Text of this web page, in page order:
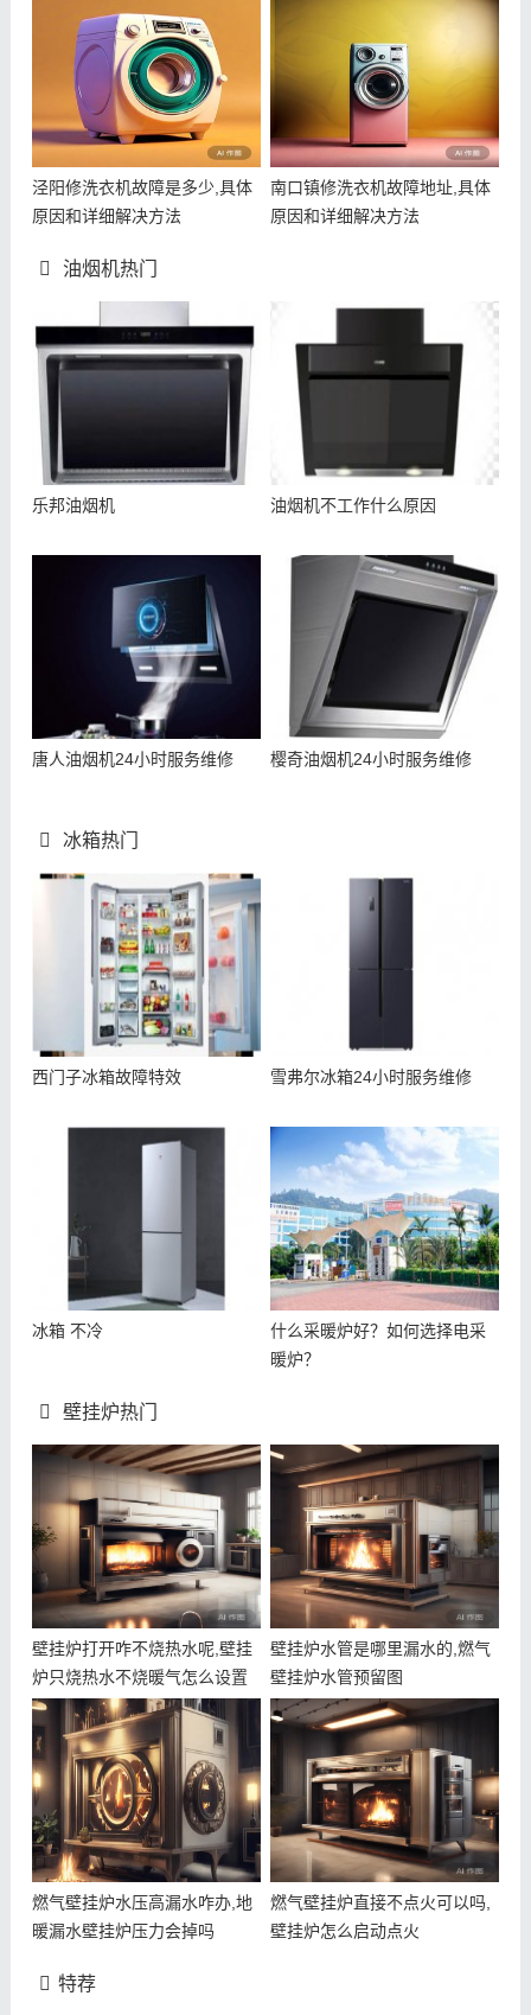
泾阳修洗衣机故障是多少,具体
原因和详细解决方法
南口镇修洗衣机故障地址,具体
原因和详细解决方法
油烟机热门
乐邦油烟机 油烟机不工作什么原因
唐人油烟机24小时服务维修 樱奇油烟机24小时服务维修
冰箱热门
西门子冰箱故障特效 雪弗尔冰箱24小时服务维修
冰箱 不冷
什么采暖炉好？如何选择电采
暖炉？
壁挂炉热门
壁挂炉打开咋不烧热水呢,壁挂
炉只烧热水不烧暖气怎么设置
壁挂炉水管是哪里漏水的,燃气
壁挂炉水管预留图
燃气壁挂炉水压高漏水咋办,地
暖漏水壁挂炉压力会掉吗
燃气壁挂炉直接不点火可以吗,
壁挂炉怎么启动点火
特荐